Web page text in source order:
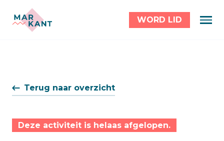
WORD LID
Terug naar overzicht
Deze activiteit is helaas afgelopen.